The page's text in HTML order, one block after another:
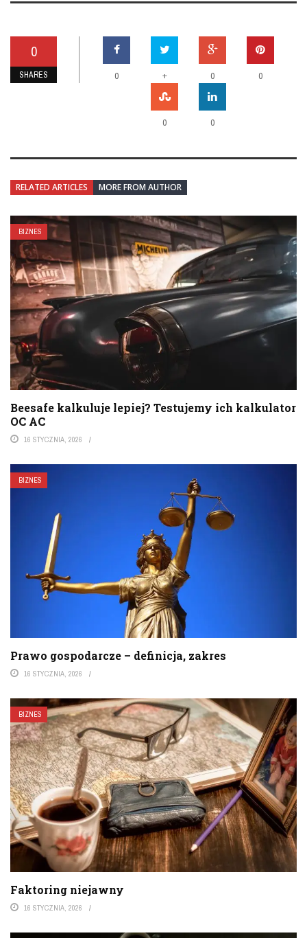
0
SHARES 0 + 0 0
0 0
RELATED ARTICLES MORE FROM AUTHOR
BIZNES
Beesafe kalkuluje lepiej? Testujemy ich kalkulator
OC AC
16 STYCZNIA, 2026
BIZNES
Prawo gospodarcze – definicja, zakres
16 STYCZNIA, 2026
BIZNES
Faktoring niejawny
16 STYCZNIA, 2026